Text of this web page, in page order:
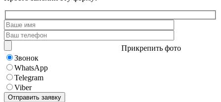
Прикрепить фото
Звонок
WhatsApp
Telegram
Viber